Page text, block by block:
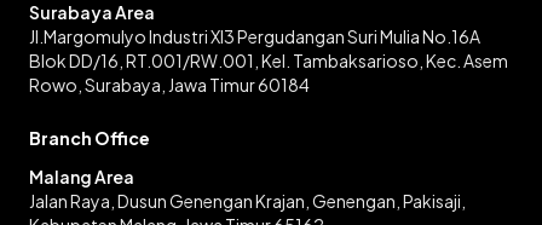
Surabaya Area
Jl.Margomulyo Industri XI3 Pergudangan Suri Mulia No.16A
Blok DD/16, RT.001/RW.001, Kel. Tambaksarioso, Kec. Asem
Rowo, Surabaya, Jawa Timur 60184
Branch Office
Malang Area
Jalan Raya, Dusun Genengan Krajan, Genengan, Pakisaji,